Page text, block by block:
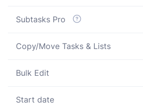
Subtasks Pro
Copy/Move Tasks & Lists
Bulk Edit
Start date